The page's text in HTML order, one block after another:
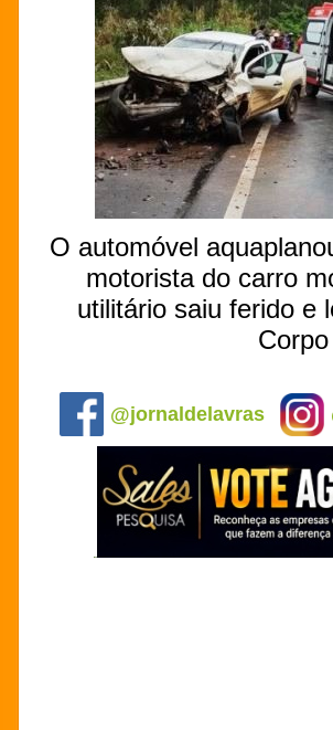
O automóvel
motorista do carro
utilitário saiu ferido e
@jornaldelavras